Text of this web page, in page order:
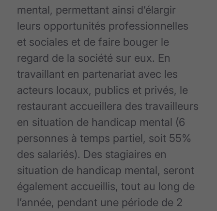
mental, permettant ainsi d’élargir
leurs opportunités professionnelles
et sociales et de faire bouger le
regard de la société sur eux. En
travaillant en partenariat avec les
acteurs locaux, publics et privés, le
restaurant accueillera des travailleurs
en situation de handicap mental (6
personnes à temps partiel, soit 55%
des salariés). Des stagiaires en
situation de handicap mental, seront
également accueillis, tout au long de
l’année, pendant une période de 2